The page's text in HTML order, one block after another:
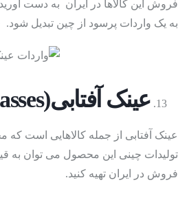
فروش این کالاها در ایران به دست
به یک واردات پرسود از چین تبدیل شود. خودکار فلزی در چین حدود ۱۵/۰
عینک آفتابی(Sunglasses
عینک آفتابی از جمله کالاهایی است که
فروش در ایران تهیه کنید.